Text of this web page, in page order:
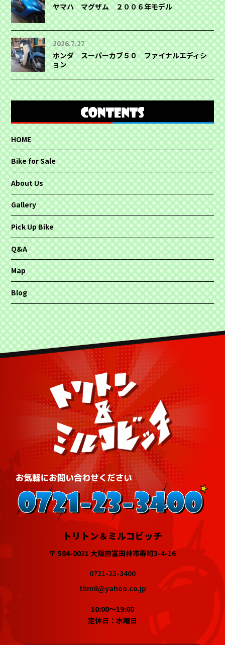
ヤマハ マグザム ２００６年モデル
2026.7.27
ホンダ スーパーカブ５０ ファイナルエディシ
ョン
HOME
Bike for Sale
About Us
Gallery
Pick Up Bike
Q&A
Map
Blog
トリトン＆ミルコビッチ
〒 584-0031 大阪府富田林市寿町3-4-16
0721-23-3400
tlimil@yahoo.co.jp
10:00～19:00
定休日：水曜日